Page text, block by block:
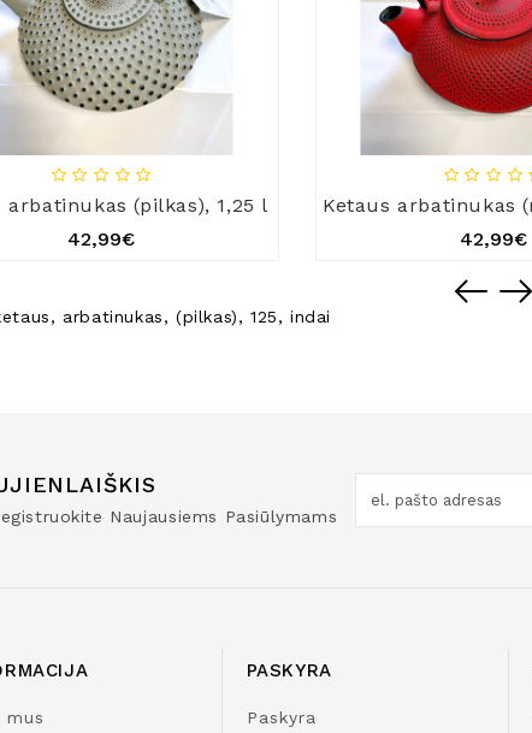
arbatinukas (pilkas), 1,25 l
42,99€
42,99€
, arbatinukas, (pilkas), 125, indai
Naujausiems Pasiūlymams
mus
PASKYRA
Paskyra